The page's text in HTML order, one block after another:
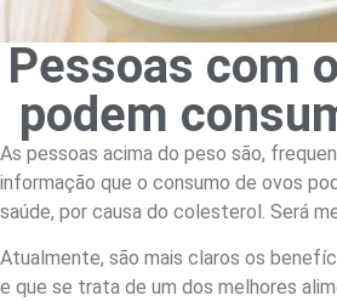
Pessoas com
podem
As pessoas acima do peso são,
informação que o consumo de ovos
saúde, por causa do colesterol. Será
Atualmente, são mais claros os
e que se trata de um dos melhores